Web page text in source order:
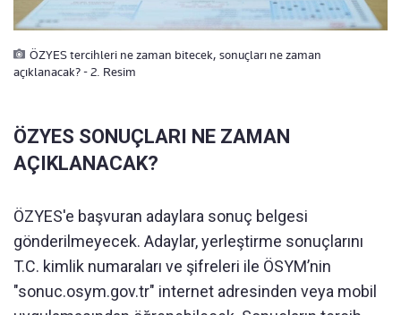
ÖZYES tercihleri ne zaman bitecek, sonuçları ne zaman
açıklanacak? - 2. Resim
ÖZYES SONUÇLARI NE ZAMAN
AÇIKLANACAK?
ÖZYES'e başvuran adaylara sonuç belgesi
gönderilmeyecek. Adaylar, yerleştirme sonuçlarını
T.C. kimlik numaraları ve şifreleri ile ÖSYM’nin
"sonuc.osym.gov.tr" internet adresinden veya mobil